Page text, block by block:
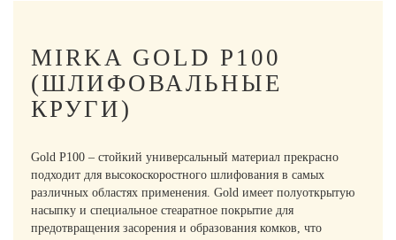
MIRKA GOLD P100
(ШЛИФОВАЛЬНЫЕ
КРУГИ)
Gold P100 – стойкий универсальный материал прекрасно
подходит для высокоскоростного шлифования в самых
различных областях применения. Gold имеет полуоткрытую
насыпку и специальное стеаратное покрытие для
предотвращения засорения и образования комков, что